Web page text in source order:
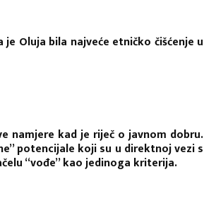
Oluja bila najveće etničko čišćenje u
namjere kad je riječ o javnom dobru.
potencijale koji su u direktnoj vezi s
“vođe” kao jedinoga kriterija.